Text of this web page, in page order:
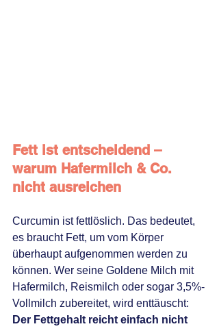
Fett ist entscheidend –
warum Hafermilch & Co.
nicht ausreichen
Curcumin ist fettlöslich. Das bedeutet,
es braucht Fett, um vom Körper
überhaupt aufgenommen werden zu
können. Wer seine Goldene Milch mit
Hafermilch, Reismilch oder sogar 3,5%-
Vollmilch zubereitet, wird enttäuscht:
Der Fettgehalt reicht einfach nicht